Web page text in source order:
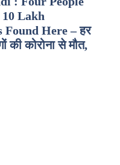
Lakh
Here – हर
की कोरोना से मौत,